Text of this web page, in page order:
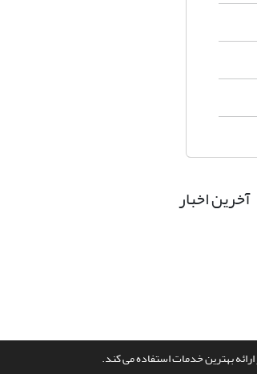
بهترین خدمات استفاده می کند.
آخرین اخبار
سازی ازسیناوب